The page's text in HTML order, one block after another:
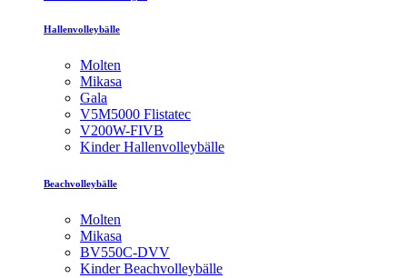
Hallenvolleybälle
Molten
Mikasa
Gala
V5M5000 Flistatec
V200W-FIVB
Kinder Hallenvolleybälle
Beachvolleybälle
Molten
Mikasa
BV550C-DVV
Kinder Beachvolleybälle